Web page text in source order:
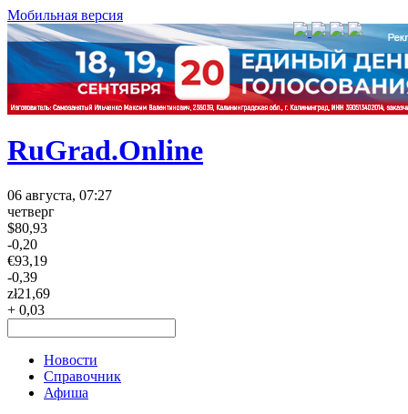
Мобильная версия
RuGrad.Online
06 августа, 07:27
четверг
$80,93
-0,20
€93,19
-0,39
zł21,69
+ 0,03
Новости
Справочник
Афиша